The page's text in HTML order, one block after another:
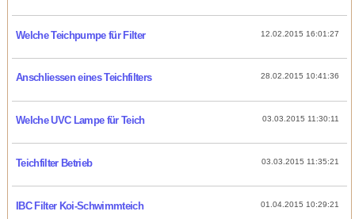
12.02.2015 16:01:27
Welche Teichpumpe für Filter
28.02.2015 10:41:36
Anschliessen eines Teichfilters
03.03.2015 11:30:11
Welche UVC Lampe für Teich
03.03.2015 11:35:21
Teichfilter Betrieb
01.04.2015 10:29:21
IBC Filter Koi-Schwimmteich